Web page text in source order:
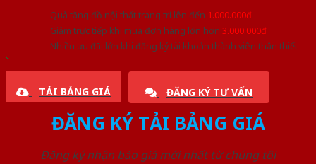
Quà tặng đồ nội thất trang trí lên đến 1.000.000đ
Giảm trực tiếp khi mua đơn hàng lớn hơn 3.000.000đ
Nhiều ưu đãi lớn khi đăng ký tài khoản thành viên thân thiết
TẢI BẢNG GIÁ ĐĂNG KÝ TƯ VẤN
ĐĂNG KÝ TẢI BẢNG GIÁ
Đăng ký nhận báo giá mới nhất từ chúng tôi